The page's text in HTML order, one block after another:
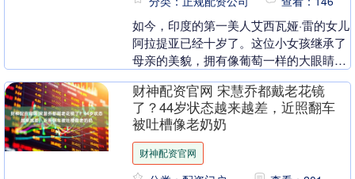
如今，印度的第一美人艾西瓦娅·雷的女儿
阿拉提亚已经十岁了。这位小女孩继承了
母亲的美貌，拥有像葡萄一样的大眼睛、
一代印度国民女....
财神配资官网 宋慧乔都戴老花镜
了？44岁状态越来越差，近照翻车
被吐槽像老奶奶
财神配资官网